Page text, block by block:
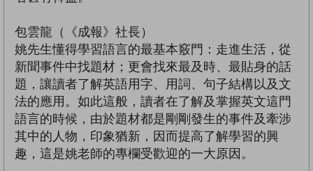
包雲龍（《成報》社長）
姚先生懂得學習語言的最基本竅門：走進生活，從
新聞事件中找題材；更會找來最及時、最貼身的話
題，讓讀者了解英語用字、用詞、句子結構以及文
法的應用。如此這般，讀者在了解及掌握英文這門
語言的時候，由於題材都是剛剛發生的事件及牽涉
其中的人物，印象猶新，因而提高了解學習的興
趣，這是姚老師的專欄受歡迎的一大原因。